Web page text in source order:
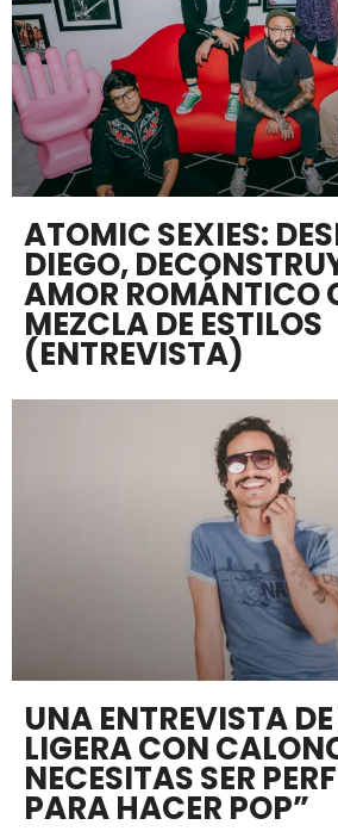
ATOMIC SEXIES:
DIEGO,
AMOR ROMÁNTICO
MEZCLA DE ESTILOS
(ENTREVISTA)
UNA ENTREVISTA
LIGERA CON
NECESITAS SER
PARA HACER POP”